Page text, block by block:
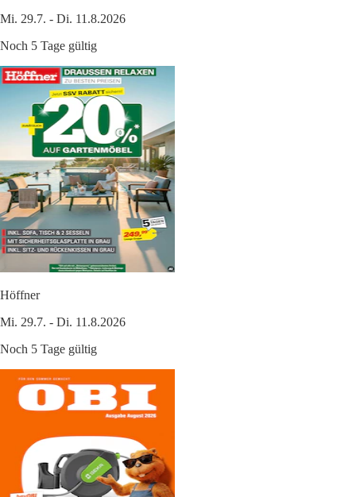
Mi. 29.7. - Di. 11.8.2026
Noch 5 Tage gültig
Höffner
Mi. 29.7. - Di. 11.8.2026
Noch 5 Tage gültig